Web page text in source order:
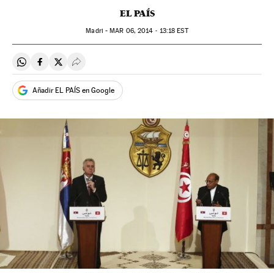
EL PAÍS
Madri -MAR 06, 2014 - 13:18 EST
Compartir en Whatsapp
Compartir en Facebook
Compartir en Twitter
Desplegar Redes Sociales
Añadir EL PAÍS en Google